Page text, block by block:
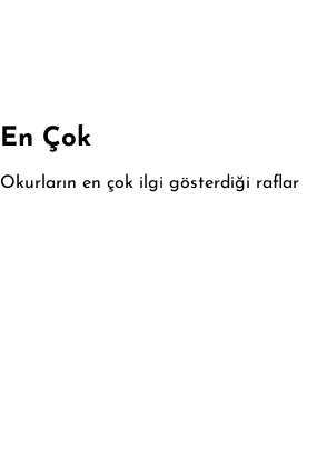
En Çok
Okurların en çok ilgi gösterdiği raflar